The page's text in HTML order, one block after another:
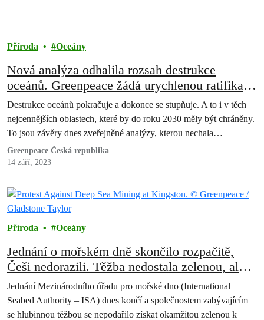
Příroda Oceány
Nová analýza odhalila rozsah destrukce
oceánů. Greenpeace žádá urychlenou ratifikaci
oceánské úmluvy a moratorium na
hlubokomořskou těžbu
Destrukce oceánů pokračuje a dokonce se stupňuje. A to i v těch
nejcennějších oblastech, které by do roku 2030 měly být chráněny.
To jsou závěry dnes zveřejněné analýzy, kterou nechala…
Greenpeace Česká republika
14 září, 2023
Příroda Oceány
Jednání o mořském dně skončilo rozpačitě,
Češi nedorazili. Těžba nedostala zelenou, ale
zůstává hrozbou
Jednání Mezinárodního úřadu pro mořské dno (International
Seabed Authority – ISA) dnes končí a společnostem zabývajícím
se hlubinnou těžbou se nepodařilo získat okamžitou zelenou k